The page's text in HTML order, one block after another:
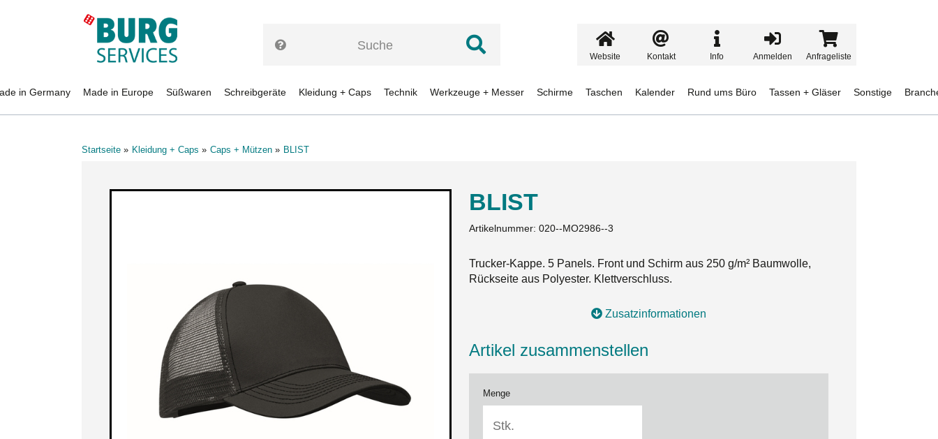
in Germany Made in Europe Süßwaren Schreibgeräte Kleidung + Caps Technik Werkzeuge + Messer Schirme Taschen Kalender Rund ums Büro Tassen + Gläser Sonstige
Website Kontakt Info Anmelden Anfrageliste
Startseite Kleidung + Caps Caps + Mützen BLIST
BLIST
Artikelnummer: 020--MO2986--3
Trucker-Kappe. 5 Panels. Front und Schirm aus 250 g/m² Baumwolle,
Rückseite aus Polyester. Klettverschluss.
Zusatzinformationen
Artikel zusammenstellen
Menge